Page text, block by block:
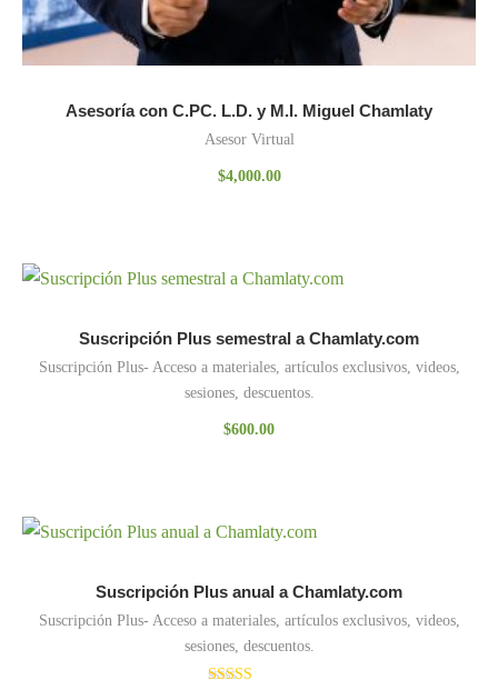
Asesoría con C.PC. L.D. y M.I. Miguel Chamlaty
Asesor Virtual
$4,000.00
Suscripción Plus semestral a Chamlaty.com
Suscripción Plus- Acceso a materiales, artículos exclusivos, videos,
sesiones, descuentos.
$600.00
Suscripción Plus anual a Chamlaty.com
Suscripción Plus- Acceso a materiales, artículos exclusivos, videos,
sesiones, descuentos.